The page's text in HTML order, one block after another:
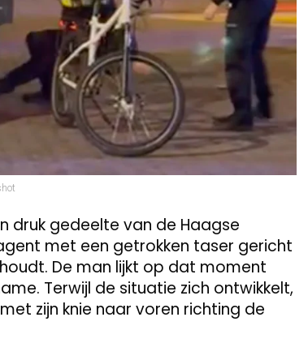
druk gedeelte van de Haagse
met een getrokken taser gericht
De man lijkt op dat moment
Terwijl de situatie zich ontwikkelt,
zijn knie naar voren richting de